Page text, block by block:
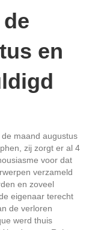
en
maand augustus
zij zorgt er al 4
voor dat
verzameld
en zoveel
eigenaar terecht
de verloren
werd thuis